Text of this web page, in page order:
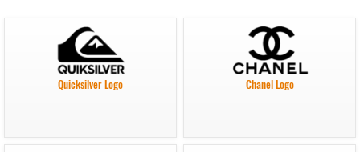
Quicksilver Logo Chanel Logo